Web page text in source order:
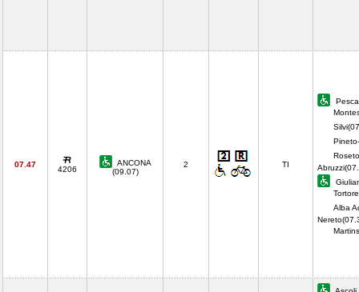
07.47
4206
ANCONA
(09.07)
2 TI
Alba